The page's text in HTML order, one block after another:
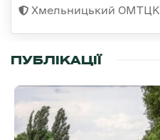
Хмельницький ОМТЦК
ПУБЛІКАЦІЇ